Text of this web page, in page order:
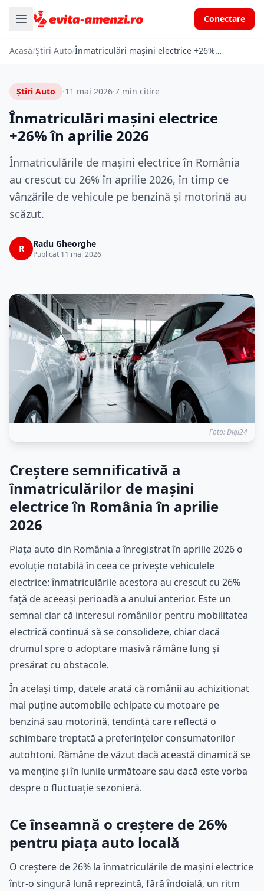
Conectare
Acasă/Știri Auto/ Înmatriculări mașini electrice +26% în aprilie 2026
Știri Auto ·11 mai 2026·7 min citire
Înmatriculări mașini electrice
+26% în aprilie 2026
Înmatriculările de mașini electrice în România
au crescut cu 26% în aprilie 2026, în timp ce
vânzările de vehicule pe benzină și motorină au
scăzut.
R Radu Gheorghe
Publicat 11 mai 2026
Foto: Digi24
Creștere semnificativă a
înmatriculărilor de mașini
electrice în România în aprilie
2026
Piața auto din România a înregistrat în aprilie 2026 o
evoluție notabilă în ceea ce privește vehiculele
electrice: înmatriculările acestora au crescut cu 26%
față de aceeași perioadă a anului anterior. Este un
semnal clar că interesul românilor pentru mobilitatea
electrică continuă să se consolideze, chiar dacă
drumul spre o adoptare masivă rămâne lung și
presărat cu obstacole.
În același timp, datele arată că românii au achiziționat
mai puține automobile echipate cu motoare pe
benzină sau motorină, tendință care reflectă o
schimbare treptată a preferințelor consumatorilor
autohtoni. Rămâne de văzut dacă această dinamică se
va menține și în lunile următoare sau dacă este vorba
despre o fluctuație sezonieră.
Ce înseamnă o creștere de 26%
pentru piața auto locală
O creștere de 26% la înmatriculările de mașini electrice
într-o singură lună reprezintă, fără îndoială, un ritm